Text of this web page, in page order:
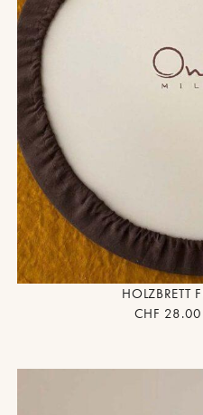
HOLZBRETT
CHF 28.00